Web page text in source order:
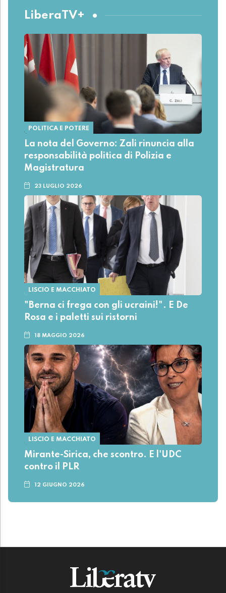
LiberaTV+
POLITICA E POTERE
La nota del Governo: Zali rinuncia alla
responsabilità politica di Polizia e
Magistratura
23 LUGLIO 2026
LISCIO E MACCHIATO
"Berna ci frega con gli ucraini!". E De
Rosa e i paletti sui ristorni
18 MAGGIO 2026
LISCIO E MACCHIATO
Mirante-Sirica, che scontro. E l'UDC
contro il PLR
12 GIUGNO 2026